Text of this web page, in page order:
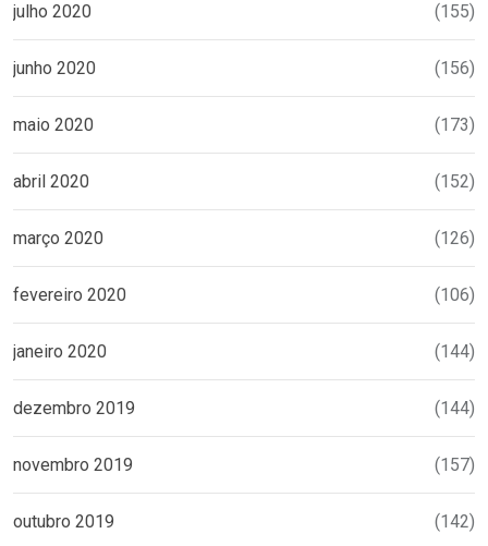
julho 2020 (155)
junho 2020 (156)
maio 2020 (173)
abril 2020 (152)
março 2020 (126)
fevereiro 2020 (106)
janeiro 2020 (144)
dezembro 2019 (144)
novembro 2019 (157)
outubro 2019 (142)